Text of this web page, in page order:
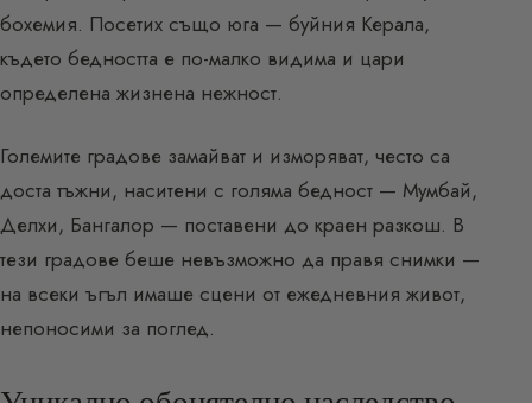
бохемия. Посетих също юга — буйния Керала,
където бедността е по-малко видима и цари
определена жизнена нежност.
Големите градове замайват и изморяват, често са
доста тъжни, наситени с голяма бедност — Мумбай,
Делхи, Бангалор — поставени до краен разкош. В
тези градове беше невъзможно да правя снимки —
на всеки ъгъл имаше сцени от ежедневния живот,
непоносими за поглед.